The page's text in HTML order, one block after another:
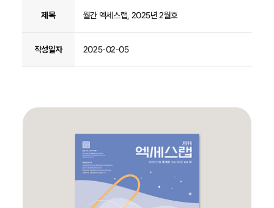
제목 월간 엑세스랩, 2025년 2월호
작성일자 2025-02-05